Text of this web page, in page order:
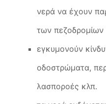
νερά να έχουν
των πεζοδρομίων
εγκυμονούν
οδοστρώματα,
λασποροές κλπ.